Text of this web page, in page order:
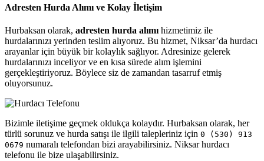
Adresten Hurda Alımı ve Kolay İletişim
Hurbaksan olarak, adresten hurda alımı hizmetimiz ile
hurdalarınızı yerinden teslim alıyoruz. Bu hizmet, Niksar’da hurdacı
arayanlar için büyük bir kolaylık sağlıyor. Adresinize gelerek
hurdalarınızı inceliyor ve en kısa sürede alım işlemini
gerçekleştiriyoruz. Böylece siz de zamandan tasarruf etmiş
oluyorsunuz.
Bizimle iletişime geçmek oldukça kolaydır. Hurbaksan olarak, her
türlü sorunuz ve hurda satışı ile ilgili talepleriniz için 0 (530) 913
0679 numaralı telefondan bizi arayabilirsiniz. Niksar hurdacı
telefonu ile bize ulaşabilirsiniz.